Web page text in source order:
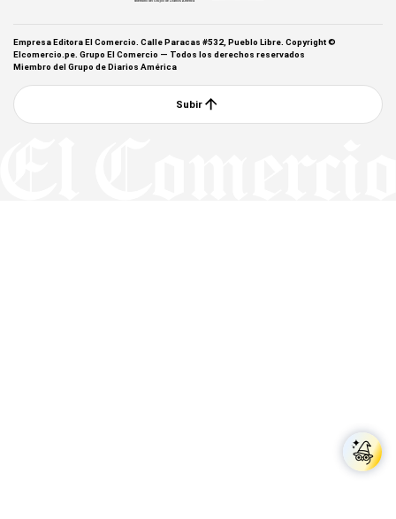
Empresa Editora El Comercio. Calle Paracas #532, Pueblo Libre. Copyright ©
Elcomercio.pe. Grupo El Comercio — Todos los derechos reservados
Miembro del Grupo de Diarios América
Subir